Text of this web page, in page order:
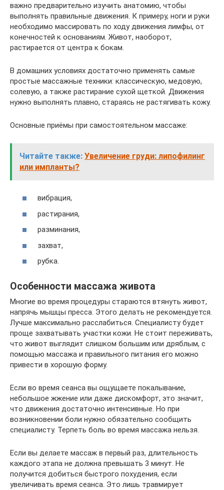
важно предварительно изучить анатомию, чтобы
выполнять правильные движения. К примеру, ноги и руки
необходимо массировать по ходу движения лимфы, от
конечностей к основаниям. Живот, наоборот,
растирается от центра к бокам.
В домашних условиях достаточно применять самые
простые массажные техники: классическую, медовую,
солевую, а также растирание сухой щеткой. Движения
нужно выполнять плавно, стараясь не растягивать кожу.
Основные приёмы при самостоятельном массаже:
Читайте также: Увеличение груди: липофилинг
или импланты?
вибрация,
растирания,
разминания,
захват,
рубка.
Особенности массажа живота
Многие во время процедуры стараются втянуть живот,
напрячь мышцы пресса. Этого делать не рекомендуется.
Лучше максимально расслабиться. Специалисту будет
проще захватывать участки кожи. Не стоит переживать,
что живот выглядит слишком большим или дряблым, с
помощью массажа и правильного питания его можно
привести в хорошую форму.
Если во время сеанса вы ощущаете покалывание,
небольшое жжение или даже дискомфорт, это значит,
что движения достаточно интенсивные. Но при
возникновении боли нужно обязательно сообщить
специалисту. Терпеть боль во время массажа нельзя.
Если вы делаете массаж в первый раз, длительность
каждого этапа не должна превышать 3 минут. Не
получится добиться быстрого похудения, если
увеличивать время сеанса. Это лишь травмирует